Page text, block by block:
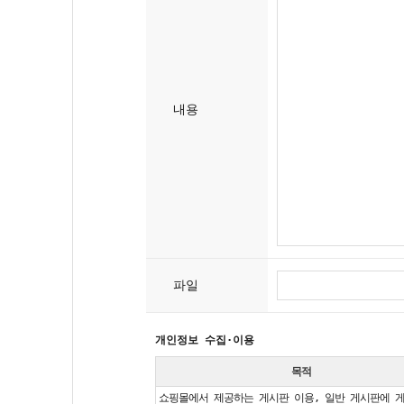
내용
파일
개인정보 수집·이용
목적
쇼핑몰에서 제공하는 게시판 이용, 일반 게시판에